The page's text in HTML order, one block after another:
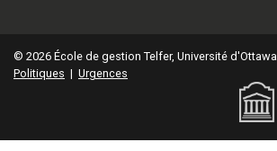
© 2026 École de gestion Telfer, Université d'Ottawa
Politiques | Urgences